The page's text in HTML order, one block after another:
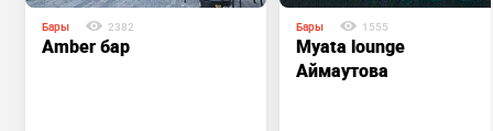
Бары 2382
Amber бар
Бары 1555
Myata lounge
Аймаутова